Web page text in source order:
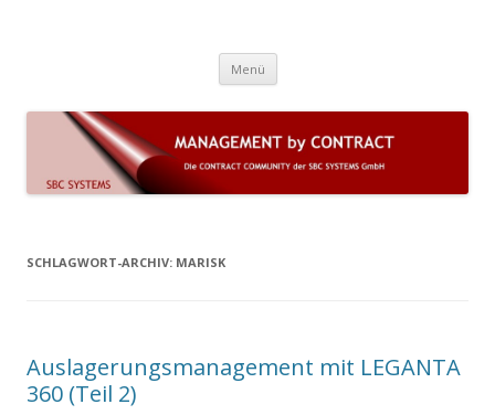
Systems GmbH
komplexe Dauerschuldverhältnisse und das Vertrags- und
Menü Zum Inhalt springen
SCHLAGWORT-ARCHIV: MARISK
Auslagerungsmanagement mit LEGANTA
360 (Teil 2)